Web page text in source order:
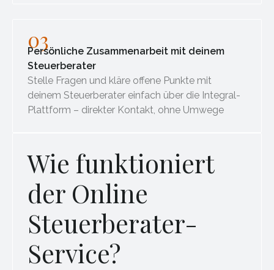
Wie funktioniert
der Online
Steuerberater-
Service?
03
Persönliche Zusammenarbeit mit deinem
Steuerberater
Stelle Fragen und kläre offene Punkte mit
deinem Steuerberater einfach über die Integral-
Plattform – direkter Kontakt, ohne Umwege